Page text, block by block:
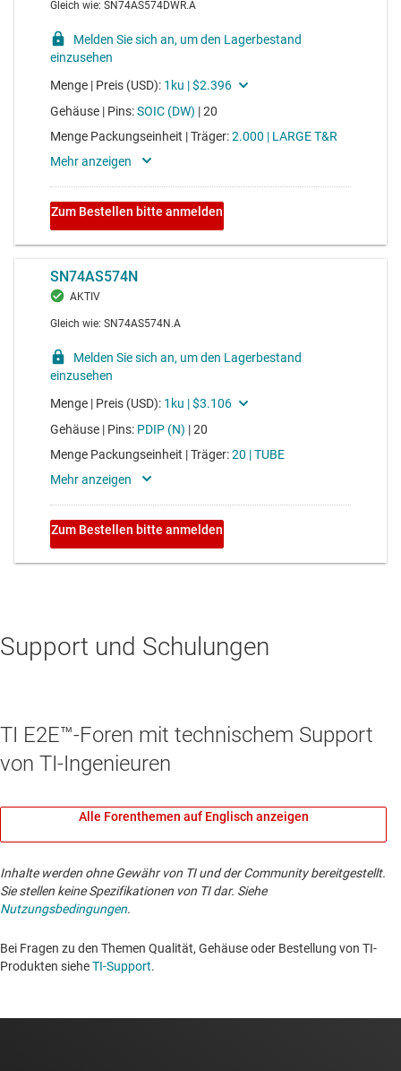
Support und Schulungen
TI E2E™-Foren mit technischem Support
von TI-Ingenieuren
Alle Forenthemen auf Englisch anzeigen
Inhalte werden ohne Gewähr von TI und der Community bereitgestellt.
Sie stellen keine Spezifikationen von TI dar. Siehe
Nutzungsbedingungen.
Bei Fragen zu den Themen Qualität, Gehäuse oder Bestellung von TI-
Produkten sieheTI-Support. ​​​​​​​​​​​​​​